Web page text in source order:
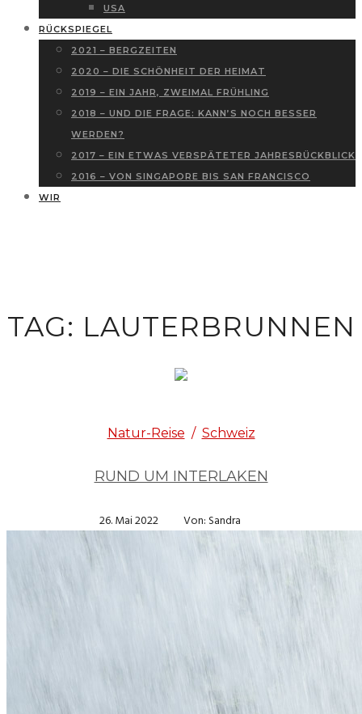
USA
RÜCKSPIEGEL
2021 – BERGZEITEN
2020 – DIE SCHÖNHEIT DER HEIMAT
2019 – EIN JAHR, ZWEIMAL FRÜHLING
2018 – UND DIE FRAGE: KANN’S NOCH BESSER
WERDEN?
2017 – EIN ETWAS VERSPÄTETER JAHRESRÜCKBLICK
2016 – VON SINGAPORE BIS SAN FRANCISCO
WIR
TAG: LAUTERBRUNNEN
Natur-Reise / Schweiz
RUND UM INTERLAKEN
26. Mai 2022 Von: Sandra